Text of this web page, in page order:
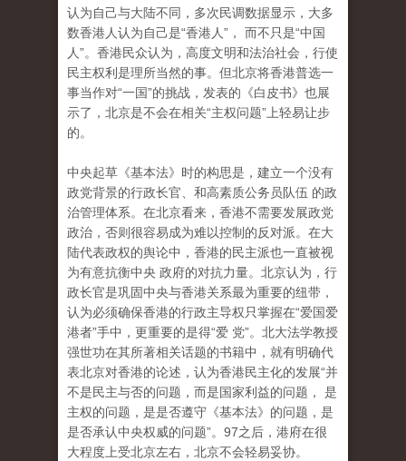
认为自己与大陆不同，多次民调数据显示，大多
数香港人认为自己是“香港人”， 而不只是“中国
人”。香港民众认为，高度文明和法治社会，行使
民主权利是理所当然的事。但北京将香港普选一
事当作对“一国”的挑战，发表的《白皮书》也展
示了，北京是不会在相关“主权问题”上轻易让步
的。
中央起草《基本法》时的构思是，建立一个没有
政党背景的行政长官、和高素质公务员队伍 的政
治管理体系。在北京看来，香港不需要发展政党
政治，否则很容易成为难以控制的反对派。在大
陆代表政权的舆论中，香港的民主派也一直被视
为有意抗衡中央 政府的对抗力量。北京认为，行
政长官是巩固中央与香港关系最为重要的纽带，
认为必须确保香港的行政主导权只掌握在“爱国爱
港者”手中，更重要的是得“爱 党”。北大法学教授
强世功在其所著相关话题的书籍中，就有明确代
表北京对香港的论述，认为香港民主化的发展“并
不是民主与否的问题，而是国家利益的问题， 是
主权的问题，是是否遵守《基本法》的问题，是
是否承认中央权威的问题”。97之后，港府在很
大程度上受北京左右，北京不会轻易妥协。